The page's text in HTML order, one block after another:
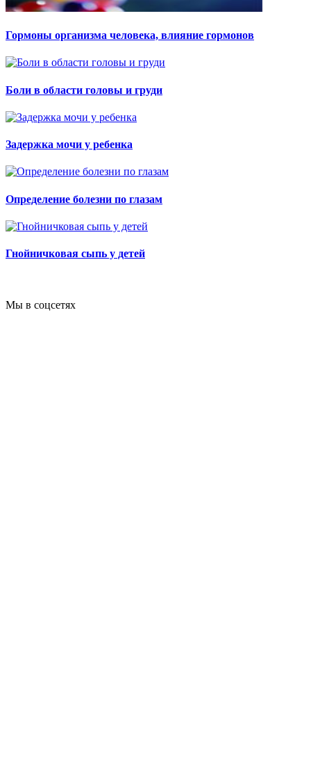
Гормоны организма человека, влияние гормонов
Боли в области головы и груди
Задержка мочи у ребенка
Определение болезни по глазам
Гнойничковая сыпь у детей
Мы в соцсетях